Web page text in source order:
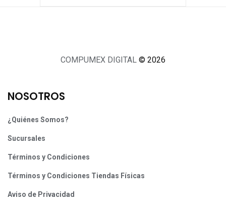
COMPUMEX DIGITAL © 2026
NOSOTROS
¿Quiénes Somos?
Sucursales
Términos y Condiciones
Términos y Condiciones Tiendas Físicas
Aviso de Privacidad